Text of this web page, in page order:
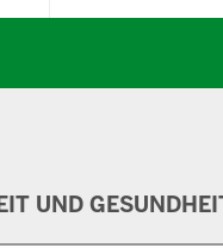
UND